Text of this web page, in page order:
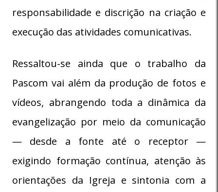
responsabilidade e discrição na criação e
execução das atividades comunicativas.
Ressaltou-se ainda que o trabalho da
Pascom vai além da produção de fotos e
vídeos, abrangendo toda a dinâmica da
evangelização por meio da comunicação
— desde a fonte até o receptor —
exigindo formação contínua, atenção às
orientações da Igreja e sintonia com a